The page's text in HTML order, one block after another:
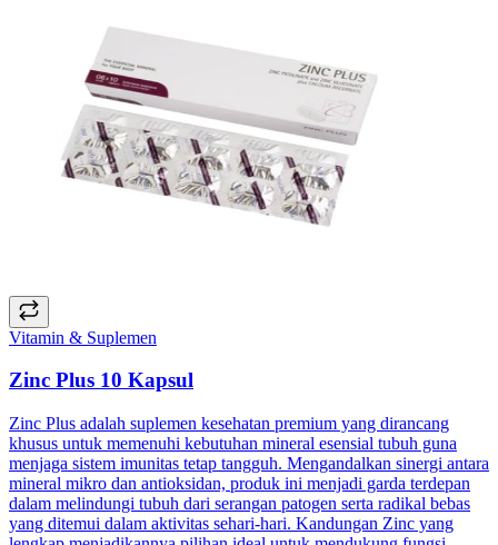
Vitamin & Suplemen
Zinc Plus 10 Kapsul
Zinc Plus adalah suplemen kesehatan premium yang dirancang
khusus untuk memenuhi kebutuhan mineral esensial tubuh guna
menjaga sistem imunitas tetap tangguh. Mengandalkan sinergi antara
mineral mikro dan antioksidan, produk ini menjadi garda terdepan
dalam melindungi tubuh dari serangan patogen serta radikal bebas
yang ditemui dalam aktivitas sehari-hari. Kandungan Zinc yang